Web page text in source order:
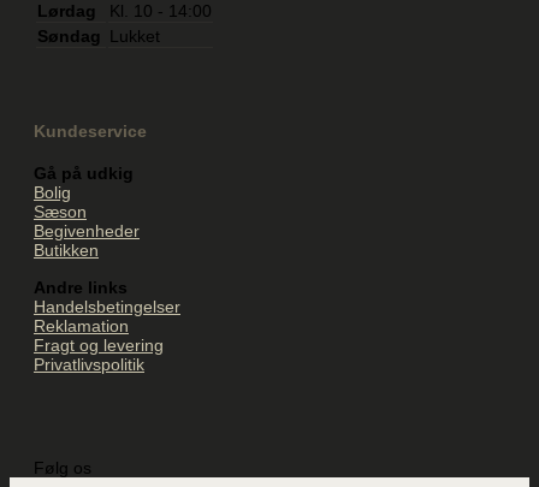
Lørdag
Kl. 10 - 14:00
Søndag
Lukket
Kundeservice
Gå på udkig
Bolig
Sæson
Begivenheder
Butikken
Andre links
Handelsbetingelser
Reklamation
Fragt og levering
Privatlivspolitik
Følg os